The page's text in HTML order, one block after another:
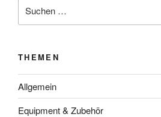
nach:
THEMEN
Allgemein
Equipment & Zubehör